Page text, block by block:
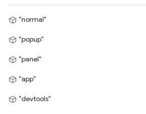
"normal"
"popup"
"panel"
"app"
"devtools"